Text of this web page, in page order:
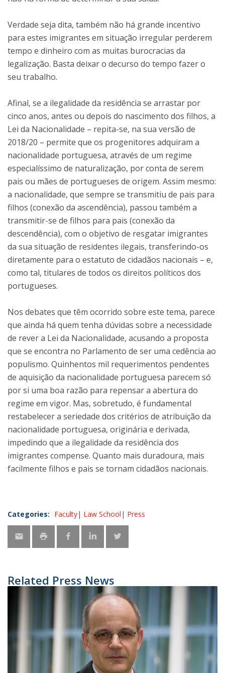
Verdade seja dita, também não há grande incentivo
para estes imigrantes em situação irregular perderem
tempo e dinheiro com as muitas burocracias da
legalização. Basta deixar o decurso do tempo fazer o
seu trabalho.
Afinal, se a ilegalidade da residência se arrastar por
cinco anos, antes ou depois do nascimento dos filhos, a
Lei da Nacionalidade – repita-se, na sua versão de
2018/20 – permite que os progenitores adquiram a
nacionalidade portuguesa, através de um regime
especialíssimo de naturalização, por conta de serem
pais ou mães de portugueses de origem. Assim mesmo:
a nacionalidade, que sempre se transmitiu de pais para
filhos (conexão da ascendência), passou também a
transmitir-se de filhos para pais (conexão da
descendência), com o objetivo de resgatar imigrantes
da sua situação de residentes ilegais, transferindo-os
diretamente para o estatuto de cidadãos nacionais – e,
como tal, titulares de todos os direitos políticos dos
portugueses.
Nos debates que têm ocorrido sobre este tema, parece
que ainda há quem tenha dúvidas sobre a necessidade
de rever a Lei da Nacionalidade, acusando a proposta
que se encontra no Parlamento de ser uma cedência ao
populismo. Quinhentos mil requerimentos pendentes
de aquisição da nacionalidade portuguesa parecem só
por si uma boa razão para repensar a abertura do
regime em vigor. Mas, sobretudo, é fundamental
restabelecer a seriedade dos critérios de atribuição da
nacionalidade portuguesa, originária e derivada,
impedindo que a ilegalidade da residência dos
imigrantes compense. Quanto mais duradoura, mais
facilmente filhos e pais se tornam cidadãos nacionais.
Categories: Faculty Law School Press
Related Press News